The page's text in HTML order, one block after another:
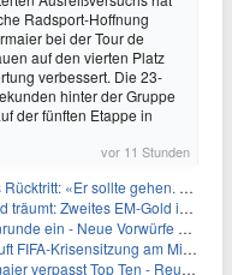
Radsport-Hoffnung
bei der Tour de
auf den vierten Platz
verbessert. Die 23-
hinter der Gruppe
der fünften Etappe in
vor 11 Stunden
«Er sollte gehen. Jetzt»
Zweites EM-Gold in Paris
ein - Neue Vorwürfe gegen FIFA
Krisensitzung am Mittwoch ein
Top Ten - Reusser siegt